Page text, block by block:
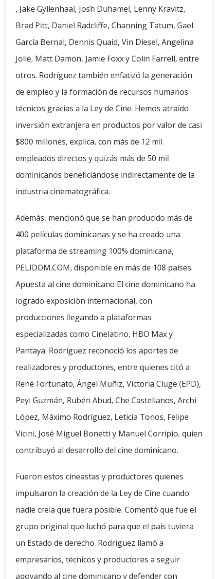
, Jake Gyllenhaal, Josh Duhamel, Lenny Kravitz,
Brad Pitt, Daniel Radcliffe, Channing Tatum, Gael
García Bernal, Dennis Quaid, Vin Diesel, Angelina
Jolie, Matt Damon, Jamie Foxx y Colin Farrell, entre
otros. Rodríguez también enfatizó la generación
de empleo y la formación de recursos humanos
técnicos gracias a la Ley de Cine. Hemos atraído
inversión extranjera en productos por valor de casi
$800 millones, explica, con más de 12 mil
empleados directos y quizás más de 50 mil
dominicanos beneficiándose indirectamente de la
industria cinematográfica.
Además, mencionó que se han producido más de
400 películas dominicanas y se ha creado una
plataforma de streaming 100% dominicana,
PELIDOM.COM, disponible en más de 108 países.
Apuesta al cine dominicano El cine dominicano ha
logrado exposición internacional, con
producciones llegando a plataformas
especializadas como Cinelatino, HBO Max y
Pantaya. Rodríguez reconoció los aportes de
realizadores y productores, entre quienes citó a
René Fortunato, Ángel Muñiz, Victoria Cluge (EPD),
Peyi Guzmán, Rubén Abud, Che Castellanos, Archi
López, Máximo Rodríguez, Leticia Tonos, Felipe
Vicini, José Miguel Bonetti y Manuel Corripio, quien
contribuyó al desarrollo del cine dominicano.
Fueron estos cineastas y productores quienes
impulsaron la creación de la Ley de Cine cuando
nadie creía que fuera posible. Comentó que fue el
grupo original que luchó para que el país tuviera
un Estado de derecho. Rodríguez llamó a
empresarios, técnicos y productores a seguir
apoyando al cine dominicano y defender con